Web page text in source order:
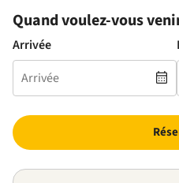
Quand voulez-vous
Arrivée